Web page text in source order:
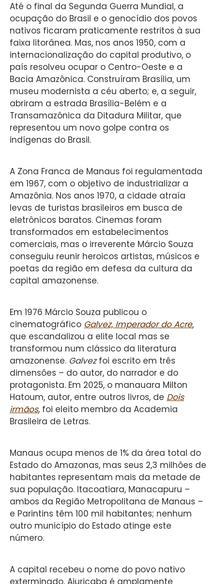
Até o final da Segunda Guerra Mundial, a
ocupação do Brasil e o genocídio dos povos
nativos ficaram praticamente restritos à sua
faixa litorânea. Mas, nos anos 1950, com a
internacionalização do capital produtivo, o
país resolveu ocupar o Centro-Oeste e a
Bacia Amazônica. Construíram Brasília, um
museu modernista a céu aberto; e, a seguir,
abriram a estrada Brasília-Belém e a
Transamazônica da Ditadura Militar, que
representou um novo golpe contra os
indígenas do Brasil.
A Zona Franca de Manaus foi regulamentada
em 1967, com o objetivo de industrializar a
Amazônia. Nos anos 1970, a cidade atraía
levas de turistas brasileiros em busca de
eletrônicos baratos. Cinemas foram
transformados em estabelecimentos
comerciais, mas o irreverente Márcio Souza
conseguiu reunir heroicos artistas, músicos e
poetas da região em defesa da cultura da
capital amazonense.
Em 1976 Márcio Souza publicou o
cinematográfico Galvez, Imperador do Acre,
que escandalizou a elite local mas se
transformou num clássico da literatura
amazonense. Galvezfoi escrito em três
dimensões – do autor, do narrador e do
protagonista. Em 2025, o manauara Milton
Hatoum, autor, entre outros livros, de Dois
irmãos, foi eleito membro da Academia
Brasileira de Letras.
Manaus ocupa menos de 1% da área total do
Estado do Amazonas, mas seus 2,3 milhões de
habitantes representam mais da metade de
sua população. Itacoatiara, Manacapuru –
ambos da Região Metropolitana de Manaus –
e Parintins têm 100 mil habitantes; nenhum
outro município do Estado atinge este
número.
A capital recebeu o nome do povo nativo
exterminado, Ajuricaba é amplamente